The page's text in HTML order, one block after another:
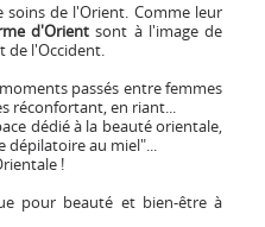
de l'Orient. Comme leur
d'Orientsont à l'image de
de l'Occident.
passés entre femmes
réconfortant, en riant...
dédié à la beauté orientale,
dépilatoire au miel"...
!
pour beauté et bien-être à